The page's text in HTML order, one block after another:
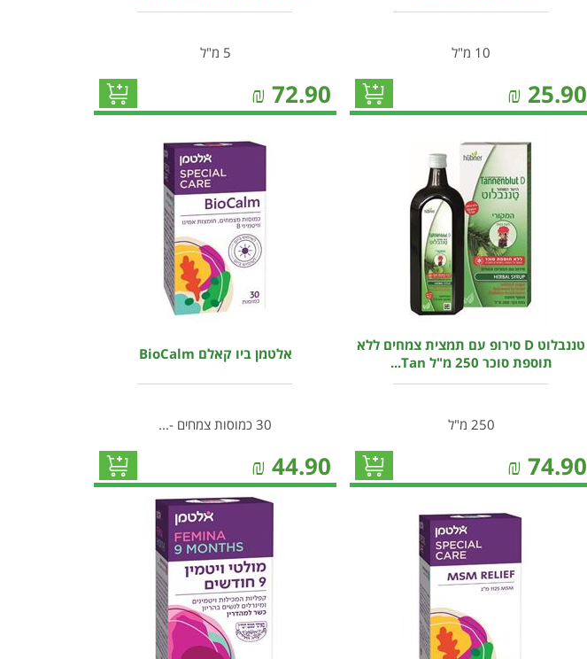
10 מ"ל
25.90
₪
5 מ"ל
72.90
₪
טננבלוט D סירופ עם תמצית צמחים ללא
תוספת סוכר 250 מ"ל Tan...
250 מ"ל
74.90
₪
אלטמן ביו קאלם BioCalm
30 כמוסות צמחים -...
44.90
₪